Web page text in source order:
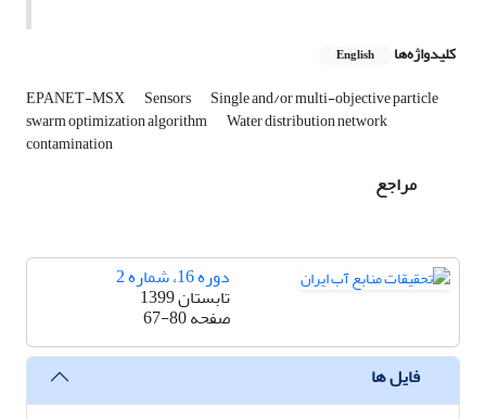
کلیدواژه‌ها English
EPANET-MSX Sensors Single and/or multi-objective particle
swarm optimization algorithm Water distribution network
contamination
مراجع
دوره 16، شماره 2
تابستان 1399
صفحه67-80
فایل ها